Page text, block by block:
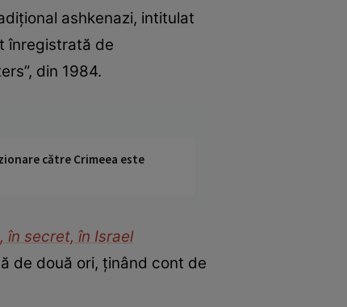
ashkenazi, intitulat
înregistrată de
din 1984.
către Crimeea este
în secret, în Israel
de două ori, ținând cont de